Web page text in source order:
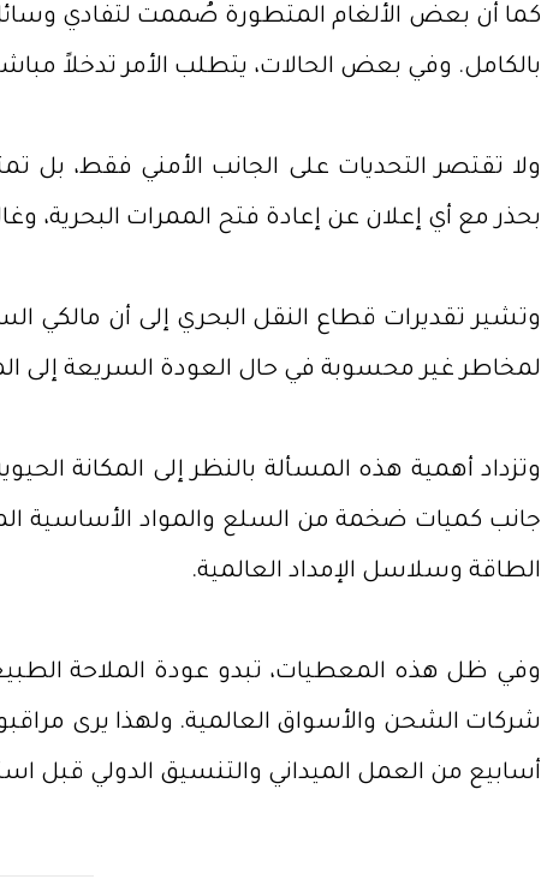
كما أن بعض الألغام المتطورة صُممت لتفادي وسائل
بالكامل. وفي بعض الحالات، يتطلب الأمر تدخلاً
ولا تقتصر التحديات على الجانب الأمني فقط، بل
بحذر مع أي إعلان عن إعادة فتح الممرات البحرية،
وتشير تقديرات قطاع النقل البحري إلى أن مالكي
لمخاطر غير محسوبة في حال العودة السريعة إلى
وتزداد أهمية هذه المسألة بالنظر إلى المكانة
جانب كميات ضخمة من السلع والمواد الأساسية
الطاقة وسلاسل الإمداد العالمية.
وفي ظل هذه المعطيات، تبدو عودة الملاحة
شركات الشحن والأسواق العالمية. ولهذا يرى
أسابيع من العمل الميداني والتنسيق الدولي قبل